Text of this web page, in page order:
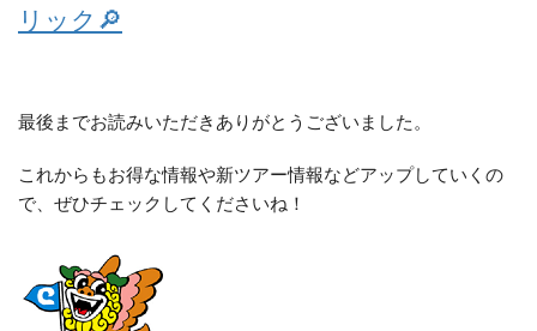
リック🔎
最後までお読みいただきありがとうございました。
これからもお得な情報や新ツアー情報などアップしていくの
で、ぜひチェックしてくださいね！